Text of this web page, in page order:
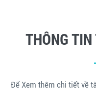
THÔNG
Để Xem thêm chi tiết về